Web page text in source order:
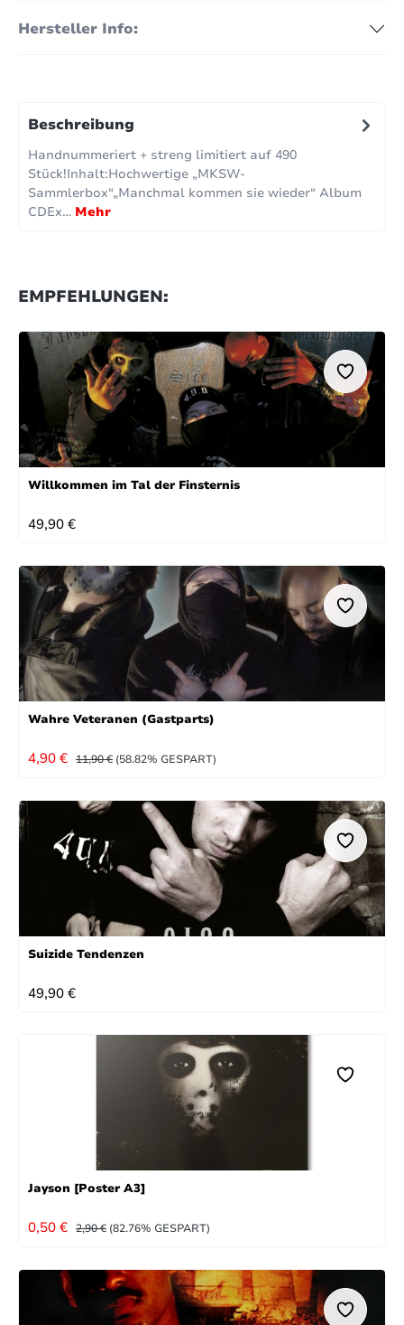
Hersteller Info:
Beschreibung
Handnummeriert + streng limitiert auf 490
Stück!Inhalt:Hochwertige „MKSW-
Sammlerbox“„Manchmal kommen sie wieder“ Album
CDEx… Mehr
EMPFEHLUNGEN:
Willkommen im Tal der Finsternis
REGULÄRER PREIS:
49,90 €
Wahre Veteranen (Gastparts)
VERKAUFSPREIS:
4,90 € REGULÄRER PREIS:
11,90 € (58.82% GESPART)
Suizide Tendenzen
REGULÄRER PREIS:
49,90 €
Jayson [Poster A3]
VERKAUFSPREIS:
0,50 € REGULÄRER PREIS:
2,90 € (82.76% GESPART)